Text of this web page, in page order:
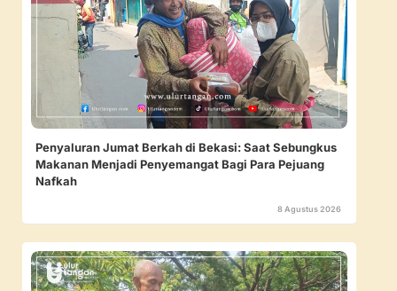
Penyaluran Jumat Berkah di Bekasi: Saat Sebungkus
Makanan Menjadi Penyemangat Bagi Para Pejuang
Nafkah
8 Agustus 2026